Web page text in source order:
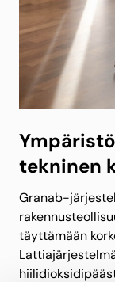
tekninen
Granab-
täyttämään